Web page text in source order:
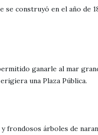
construyó en el año de
ganarle al mar
una Plaza Pública.
y frondosos árboles de